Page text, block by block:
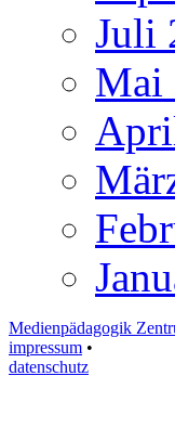
Juli
Mai
Medienpädagogik
impressum •
datenschutz